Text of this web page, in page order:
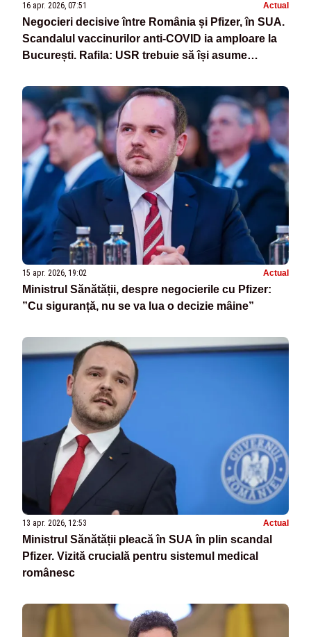
16 apr. 2026, 07:51 Actual
Negocieri decisive între România și Pfizer, în SUA.
Scandalul vaccinurilor anti-COVID ia amploare la
București. Rafila: USR trebuie să își asume
15 apr. 2026, 19:02 Actual
Ministrul Sănătății, despre negocierile cu Pfizer:
”Cu siguranță, nu se va lua o decizie mâine”
13 apr. 2026, 12:53 Actual
Ministrul Sănătății pleacă în SUA în plin scandal
Pfizer. Vizită crucială pentru sistemul medical
românesc